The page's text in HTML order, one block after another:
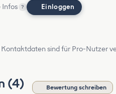
Infos ? Einloggen
sind für Pro-Nutzer
(4) Bewertung schreiben